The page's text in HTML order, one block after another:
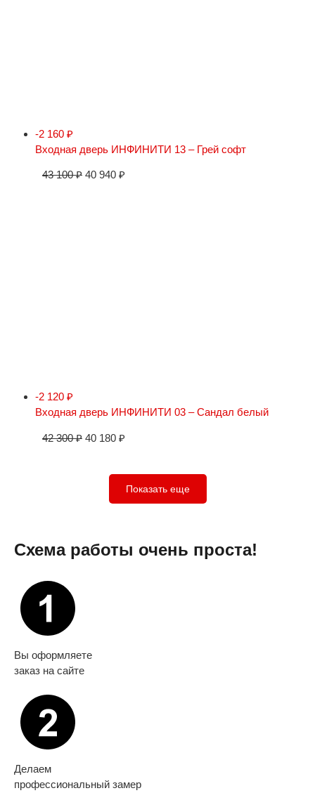
-2 160 ₽
Входная дверь ИНФИНИТИ 13 – Грей софт
43 100₽ 40 940 ₽
-2 120 ₽
Входная дверь ИНФИНИТИ 03 – Сандал белый
42 300₽ 40 180 ₽
Показать еще
Схема работы очень проста!
Вы оформляете
заказ на сайте
Делаем
профессиональный замер